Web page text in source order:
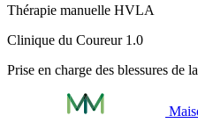
Thérapie manuelle HVLA
Clinique du Coureur 1.0
Prise en charge des blessures de